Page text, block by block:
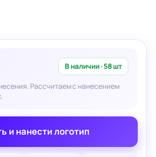
В наличии · 58 шт
Рассчитаем с нанесением
и нанести логотип